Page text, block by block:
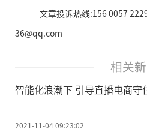
文章投诉热线:156 0057
36@qq.com
相关
智能化浪潮下 引导直播电商守
2021-11-04 09:23:02